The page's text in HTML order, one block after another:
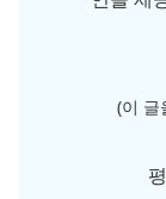
(이 글